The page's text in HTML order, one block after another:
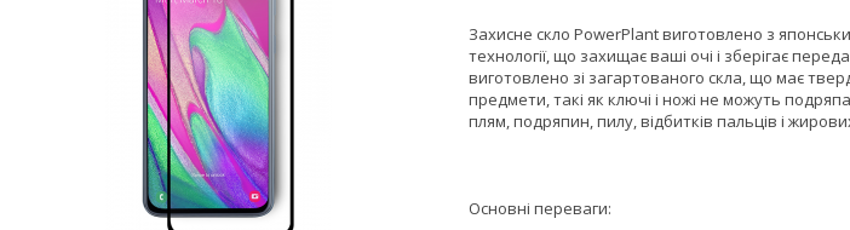
Захисне скло PowerPlant виготовлено з
технології, що захищає ваші очі і зберігає
виготовлено зі загартованого скла, що має
предмети, такі як ключі і ножі не можуть
плям, подряпин, пилу, відбитків пальців і
Основні переваги: